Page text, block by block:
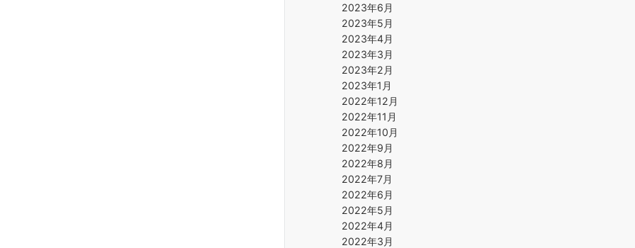
2023年6月
2023年5月
2023年4月
2023年3月
2023年2月
2023年1月
2022年12月
2022年11月
2022年10月
2022年9月
2022年8月
2022年7月
2022年6月
2022年5月
2022年4月
2022年3月